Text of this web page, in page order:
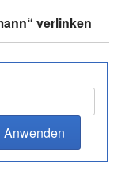
verlinken